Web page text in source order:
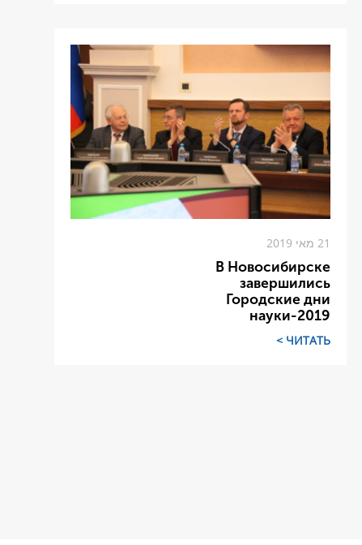
21 מאי 2019
В Новосибирске
завершились
Городские дни
науки-2019
ЧИТАТЬ >